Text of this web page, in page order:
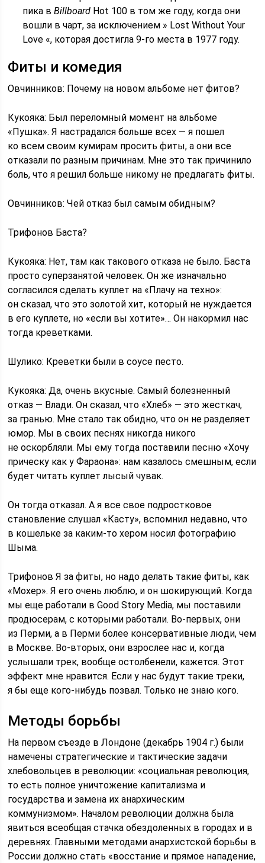
пика вBillboard Hot 100 в том же году, когда они
вошли в чарт, за исключением » Lost Without Your
Love «, которая достигла 9-го места в 1977 году.
Фиты и комедия
Овчинников: Почему на новом альбоме нет фитов?
Кукояка: Был переломный момент на альбоме
«Пушка». Я настрадался больше всех — я пошел
ко всем своим кумирам просить фиты, а они все
отказали по разным причинам. Мне это так причинило
боль, что я решил больше никому не предлагать фиты.
Овчинников: Чей отказ был самым обидным?
Трифонов Баста?
Кукояка: Нет, там как такового отказа не было. Баста
просто суперзанятой человек. Он же изначально
согласился сделать куплет на «Плачу на техно»:
он сказал, что это золотой хит, который не нуждается
в его куплете, но «если вы хотите»… Он накормил нас
тогда креветками.
Шулико: Креветки были в соусе песто.
Кукояка: Да, очень вкусные. Самый болезненный
отказ — Влади. Он сказал, что «Хлеб» — это жесткач,
за гранью. Мне стало так обидно, что он не разделяет
юмор. Мы в своих песнях никогда никого
не оскорбляли. Мы ему тогда поставили песню «Хочу
прическу как у Фараона»: нам казалось смешным, если
будет читать куплет лысый чувак.
Он тогда отказал. А я все свое подростковое
становление слушал «Касту», вспомнил недавно, что
в кошельке за каким‑то хером носил фотографию
Шыма.
Трифонов Я за фиты, но надо делать такие фиты, как
«Мохер». Я его очень люблю, и он шокирующий. Когда
мы еще работали в Good Story Media, мы поставили
продюсерам, с которыми работали. Во-первых, они
из Перми, а в Перми более консервативные люди, чем
в Москве. Во-вторых, они взрослее нас и, когда
услышали трек, вообще остолбенели, кажется. Этот
эффект мне нравится. Если у нас будут такие треки,
я бы еще кого‑нибудь позвал. Только не знаю кого.
Методы борьбы
На первом съезде в Лондоне (декабрь 1904 г.) были
намечены стратегические и тактические задачи
хлебовольцев в революции: «социальная революция,
то есть полное уничтожение капитализма и
государства и замена их анархическим
коммунизмом». Началом революции должна была
явиться всеобщая стачка обездоленных в городах и в
деревнях. Главными методами анархистской борьбы в
России должно стать «восстание и прямое нападение,